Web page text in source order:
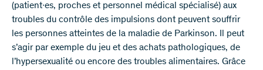
(patient∙es, proches et personnel médical spécialisé) aux
troubles du contrôle des impulsions dont peuvent souffrir
les personnes atteintes de la maladie de Parkinson. Il peut
s’agir par exemple du jeu et des achats pathologiques, de
l’hypersexualité ou encore des troubles alimentaires. Grâce